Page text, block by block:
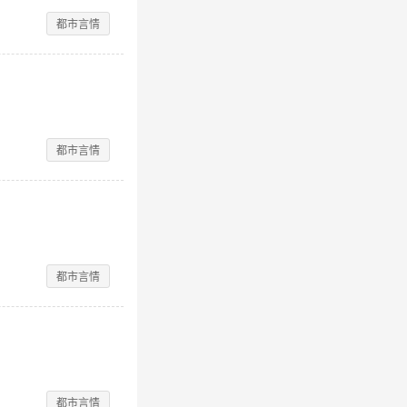
都市言情
都市言情
都市言情
都市言情